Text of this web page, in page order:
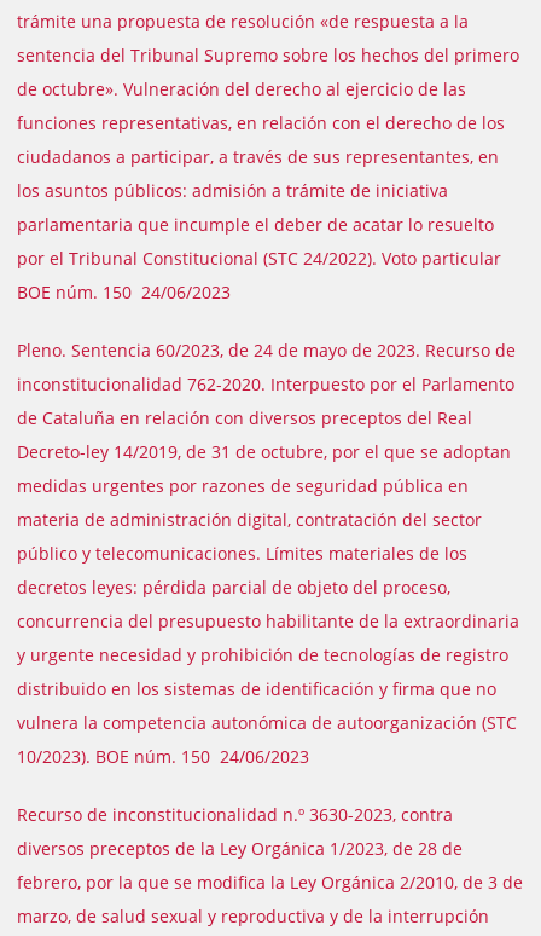
trámite una propuesta de resolución «de respuesta a la
sentencia del Tribunal Supremo sobre los hechos del primero
de octubre». Vulneración del derecho al ejercicio de las
funciones representativas, en relación con el derecho de los
ciudadanos a participar, a través de sus representantes, en
los asuntos públicos: admisión a trámite de iniciativa
parlamentaria que incumple el deber de acatar lo resuelto
por el Tribunal Constitucional (STC 24/2022). Voto particular
BOE núm. 150 24/06/2023
Pleno. Sentencia 60/2023, de 24 de mayo de 2023. Recurso de
inconstitucionalidad 762-2020. Interpuesto por el Parlamento
de Cataluña en relación con diversos preceptos del Real
Decreto-ley 14/2019, de 31 de octubre, por el que se adoptan
medidas urgentes por razones de seguridad pública en
materia de administración digital, contratación del sector
público y telecomunicaciones. Límites materiales de los
decretos leyes: pérdida parcial de objeto del proceso,
concurrencia del presupuesto habilitante de la extraordinaria
y urgente necesidad y prohibición de tecnologías de registro
distribuido en los sistemas de identificación y firma que no
vulnera la competencia autonómica de autoorganización (STC
10/2023). BOE núm. 150 24/06/2023
Recurso de inconstitucionalidad n.º 3630-2023, contra
diversos preceptos de la Ley Orgánica 1/2023, de 28 de
febrero, por la que se modifica la Ley Orgánica 2/2010, de 3 de
marzo, de salud sexual y reproductiva y de la interrupción